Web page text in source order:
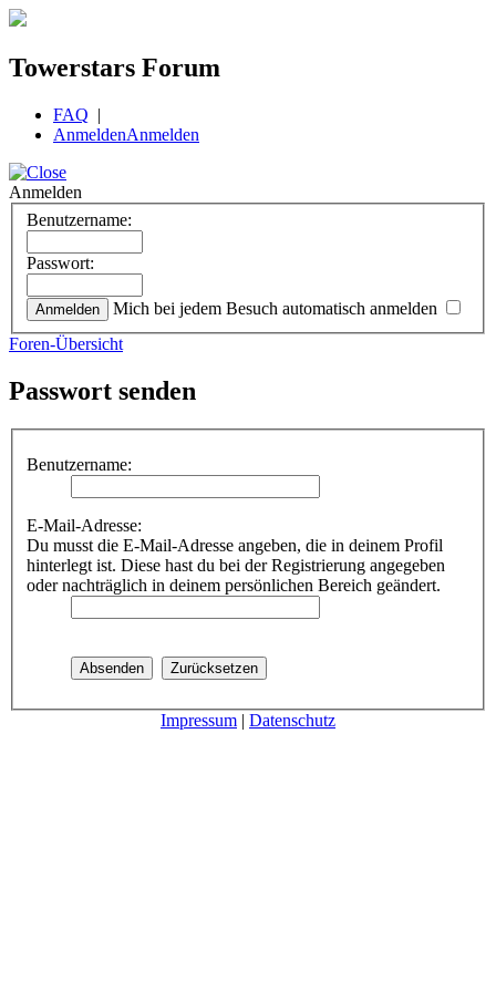
Towerstars Forum
FAQ |
AnmeldenAnmelden
Anmelden
Benutzername:
Passwort:
Mich bei jedem Besuch automatisch anmelden
Foren-Übersicht
Passwort senden
Benutzername:
E-Mail-Adresse:
Du musst die E-Mail-Adresse angeben, die in deinem Profil
hinterlegt ist. Diese hast du bei der Registrierung angegeben
oder nachträglich in deinem persönlichen Bereich geändert.
Impressum | Datenschutz